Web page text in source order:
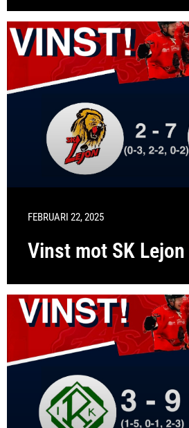
FEBRUARI 22, 2025
Vinst mot SK Lejon